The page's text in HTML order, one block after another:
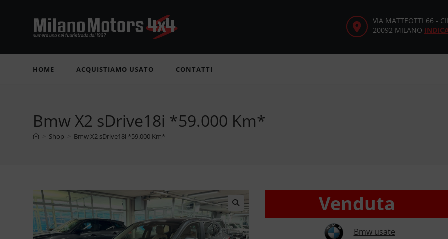
VIA MATTEOTTI 66 -
20092 MILANO
HOME ACQUISTIAMO USATO CONTATTI
Bmw X2 sDrive18i *59.000 Km*
> Shop > Bmw X2 sDrive18i *59.000 Km*
🔍
Venduta
Bmw usate